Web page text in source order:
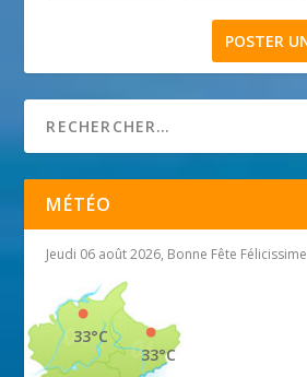
MÉTÉO
Jeudi 06 août 2026, Bonne Fête Félicissime
33°C
33°C